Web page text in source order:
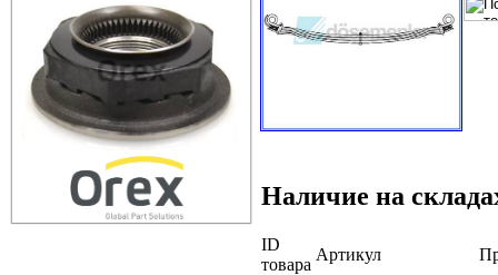
Наличие на
ID
товара
Артикул